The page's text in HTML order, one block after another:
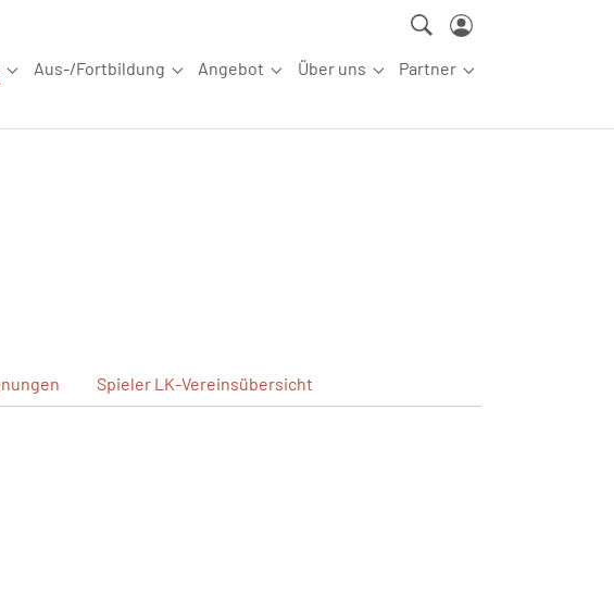
Submenu for "Wettkampfsport"
Aus-/Fortbildung
Submenu for "Aus-/Fortbildung"
Angebot
Submenu for "Angebot"
Über uns
Submenu for "Über uns"
Partner
Submenu for
Spieler LK-Vereinsübersicht